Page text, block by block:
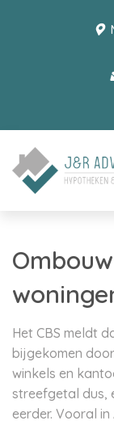
Het CBS meldt
bijgekomen
winkels en
streefgetal dus,
eerder. Vooral